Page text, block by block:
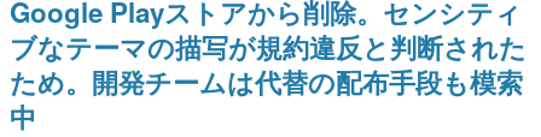
聞きし、ヒットする企画（ゲーム）とは何か？を探ってい
きます。
赫本
この物語を解いてはいけない。『赫本』は、〈試験問題〉
Google Playストアから削除。センシティ
ブなテーマの描写が規約違反と判断された
ため。開発チームは代替の配布手段も模索
中